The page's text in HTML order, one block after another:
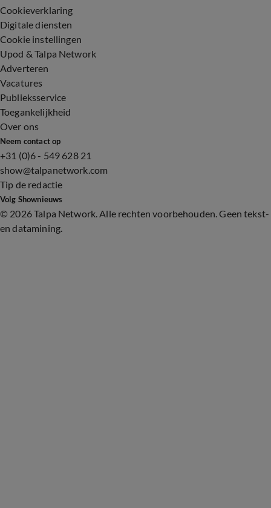
Cookieverklaring
Digitale diensten
Cookie instellingen
Upod & Talpa Network
Adverteren
Vacatures
Publieksservice
Toegankelijkheid
Over ons
Neem contact op
+31 (0)6 - 549 628 21
show@talpanetwork.com
Tip de redactie
Volg Shownieuws
© 2026 Talpa Network. Alle rechten voorbehouden. Geen tekst-
en datamining.